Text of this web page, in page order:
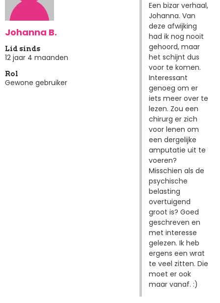
Johanna B.
Lid sinds
12 jaar 4 maanden
Rol
Gewone gebruiker
Een bizar verhaal,
Johanna. Van
deze afwijking
had ik nog nooit
gehoord, maar
het schijnt dus
voor te komen.
Interessant
genoeg om er
iets meer over te
lezen. Zou een
chirurg er zich
voor lenen om
een dergelijke
amputatie uit te
voeren?
Misschien als de
psychische
belasting
overtuigend
groot is? Goed
geschreven en
met interesse
gelezen. Ik heb
ergens een wrat
te veel zitten. Die
moet er ook
maar vanaf. :)